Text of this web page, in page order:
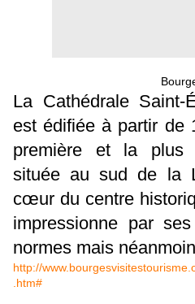
La Cathédrale Saint-
est édifiée à partir de
première et la plus
située au sud de la
cœur du centre
impressionne par
normes mais
http://
.htm#